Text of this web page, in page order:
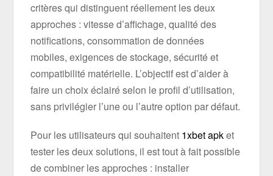
critères qui distinguent réellement les deux
approches : vitesse d’affichage, qualité des
notifications, consommation de données
mobiles, exigences de stockage, sécurité et
compatibilité matérielle. L’objectif est d’aider à
faire un choix éclairé selon le profil d’utilisation,
sans privilégier l’une ou l’autre option par défaut.
Pour les utilisateurs qui souhaitent 1xbet apket
tester les deux solutions, il est tout à fait possible
de combiner les approches : installer